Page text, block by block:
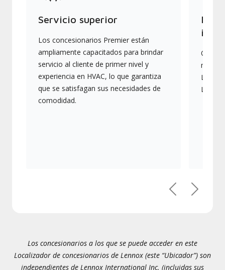
Servicio superior
Los concesionarios Premier están
ampliamente capacitados para brindar
servicio al cliente de primer nivel y
experiencia en HVAC, lo que garantiza
que se satisfagan sus necesidades de
comodidad.
más
PreviousNext
Los concesionarios a los que se puede acceder en este
Localizador de concesionarios de Lennox (este “Ubicador”) son
independientes de Lennox International Inc. (incluidas sus